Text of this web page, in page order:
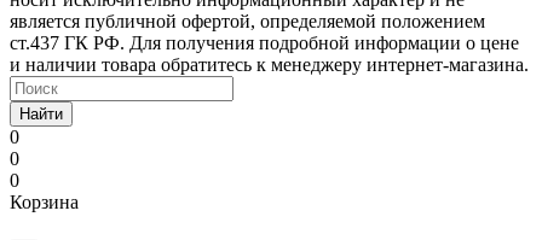
является публичной офертой, определяемой положением
ст.437 ГК РФ. Для получения подробной информации о цене
и наличии товара обратитесь к менеджеру интернет-магазина.
Найти
0
0
0
Корзина